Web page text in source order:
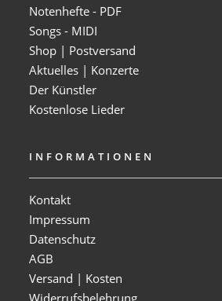
Notenhefte - PDF
Songs - MIDI
Shop | Postversand
Aktuelles | Konzerte
Der Künstler
Kostenlose Lieder
INFORMATIONEN
Kontakt
Impressum
Datenschutz
AGB
Versand | Kosten